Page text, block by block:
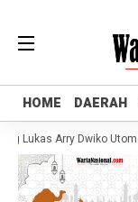
HOME DAERAH
HOME DAERAH
Arry Dwiko Utomo